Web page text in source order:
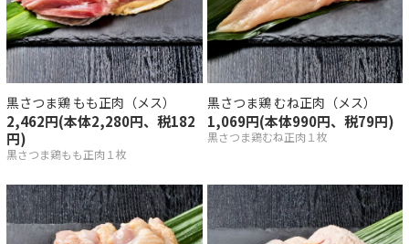
歴史はスープにあり
のこだわり
美味しい召し上がり方
い解凍の方法
黒さつま鶏 もも正肉（メス）
2,462円(本体2,280円、税182
円)
黒さつま鶏もも正肉１枚
黒さつま鶏 むね正肉（メス）
1,069円(本体990円、税79円)
黒さつま鶏むね正肉１枚